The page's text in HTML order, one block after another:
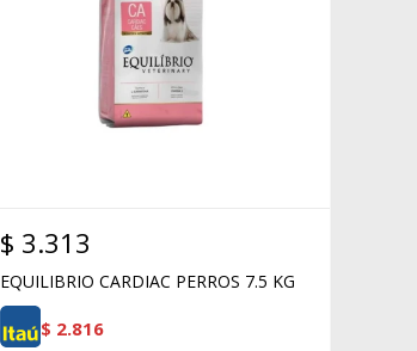
$ 3.313
EQUILIBRIO CARDIAC PERROS 7.5 KG
$ 2.816